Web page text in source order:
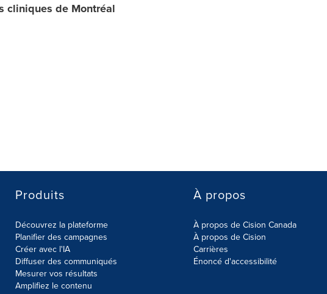
cliniques de Montréal
Produits
Découvrez la plateforme
Planifier des campagnes
Créer avec l'IA
Diffuser des communiqués
Mesurer vos résultats
Amplifiez le contenu
À propos
À propos de Cision Canada
À propos de Cision
Carrières
Énoncé d'accessibilité